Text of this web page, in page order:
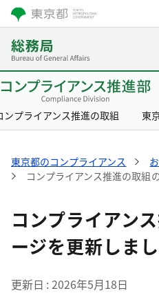
ンプライアンス推進の取組 東
東京都のコンプライアンス
コンプライアンス推進の取組
コンプライアン
ージを更新しまし
更新日 2026年5月18日